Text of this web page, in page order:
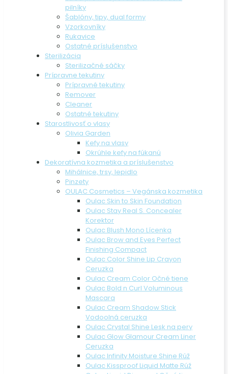
pilníky
Šablóny, tipy, dual formy
Vzorkovníky
Rukavice
Ostatné príslušenstvo
Sterilizácia
Sterilizačné sáčky
Prípravne tekutiny
Prípravné tekutiny
Remover
Cleaner
Ostatné tekutiny
Starostlivosť o vlasy
Olivia Garden
Kefy na vlasy
Okrúhle kefy na fúkanú
Dekoratívna kozmetika a príslušenstvo
Mihálnice, trsy, lepidlo
Pinzety
OULAC Cosmetics – Vegánska kozmetika
Oulac Skin to Skin Foundation
Oulac Stay Real S. Concealer
Korektor
Oulac Blush Mono Lícenka
Oulac Brow and Eyes Perfect
Finishing Compact
Oulac Color Shine Lip Crayon
Ceruzka
Oulac Cream Color Očné tiene
Oulac Bold n Curl Voluminous
Mascara
Oulac Cream Shadow Stick
Vodoolná ceruzka
Oulac Crystal Shine Lesk na pery
Oulac Glow Glamour Cream Liner
Ceruzka
Oulac Infinity Moisture Shine Rúž
Oulac Kissproof Liquid Matte Rúž